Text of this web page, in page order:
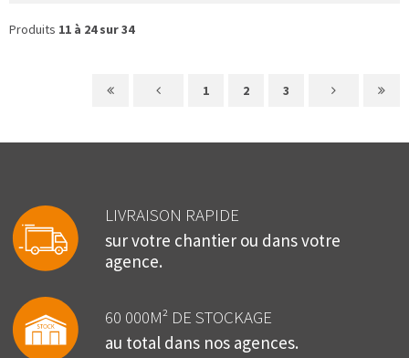
Produits 11 à 24 sur 34
1 2 3
LIVRAISON RAPIDE
sur votre chantier ou dans votre
agence.
60 000M² DE STOCKAGE
au total dans nos agences.